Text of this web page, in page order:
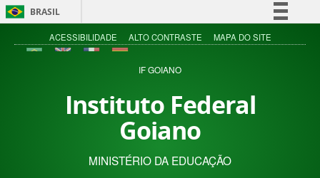
BRASIL
Simplifique!
Acesso à informação
ACESSIBILIDADE ALTO CONTRASTE MAPA DO SITE
IF GOIANO
Instituto Federal
Goiano
MINISTÉRIO DA EDUCAÇÃO